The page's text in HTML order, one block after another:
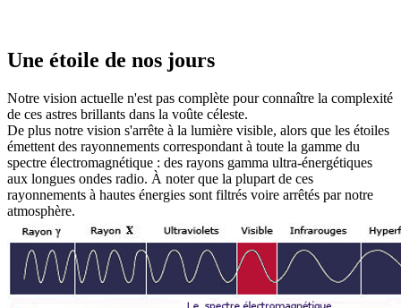
Une étoile de nos jours
Notre vision actuelle n'est pas complète pour connaître la complexité
de ces astres brillants dans la voûte céleste.
De plus notre vision s'arrête à la lumière visible, alors que les étoiles
émettent des rayonnements correspondant à toute la gamme du
spectre électromagnétique : des rayons gamma ultra-énergétiques
aux longues ondes radio. À noter que la plupart de ces
rayonnements à hautes énergies sont filtrés voire arrêtés par notre
atmosphère.